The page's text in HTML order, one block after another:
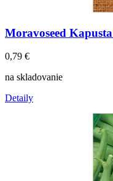
Moravoseed
0,79 €
na skladovanie
Detaily